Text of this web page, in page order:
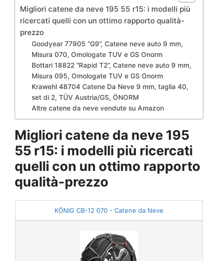
Migliori catene da neve 195 55 r15: i modelli più
ricercati quelli con un ottimo rapporto qualità-
prezzo
Goodyear 77905 “G9”, Catene neve auto 9 mm,
Misura 070, Omologate TUV e GS Onorm
Bottari 18822 “Rapid T2”, Catene neve auto 9 mm,
Misura 095, Omologate TUV e GS Onorm
Krawehl 48704 Catene Da Neve 9 mm, taglia 40,
set di 2, TÜV Austria/GS, ÖNORM
Altre catene da neve vendute su Amazon
Migliori catene da neve 195
55 r15: i modelli più ricercati
quelli con un ottimo rapporto
qualità-prezzo
KÖNIG CB-12 070 - Catene da Neve